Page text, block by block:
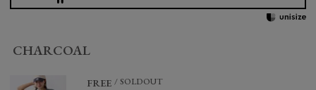
CHARCOAL
FREE SOLDOUT